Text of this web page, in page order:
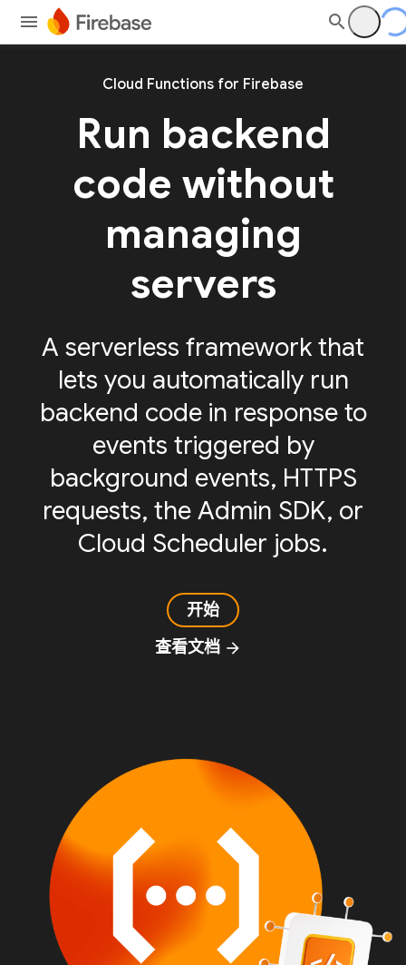
Cloud Functions for Firebase
Run backend
code without
managing
servers
A serverless framework that
lets you automatically run
backend code in response to
events triggered by
background events, HTTPS
requests, the Admin SDK, or
Cloud Scheduler jobs.
开始
查看文档 arrow_forward